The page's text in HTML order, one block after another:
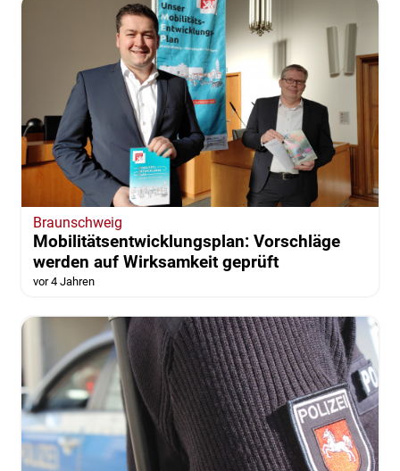
Braunschweig
Mobilitätsentwicklungsplan: Vorschläge
werden auf Wirksamkeit geprüft
vor 4 Jahren